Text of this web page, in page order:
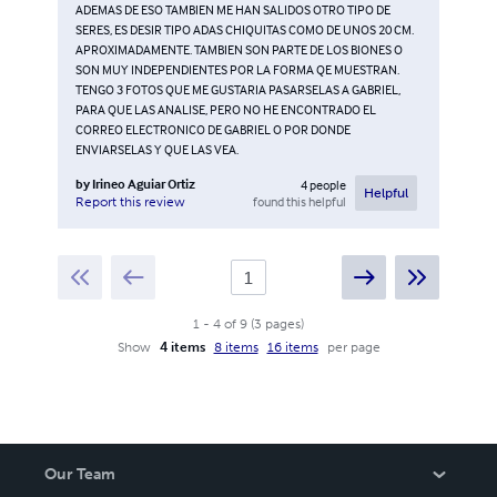
ADEMAS DE ESO TAMBIEN ME HAN SALIDOS OTRO TIPO DE
SERES, ES DESIR TIPO ADAS CHIQUITAS COMO DE UNOS 20 CM.
APROXIMADAMENTE. TAMBIEN SON PARTE DE LOS BIONES O
SON MUY INDEPENDIENTES POR LA FORMA QE MUESTRAN.
TENGO 3 FOTOS QUE ME GUSTARIA PASARSELAS A GABRIEL,
PARA QUE LAS ANALISE, PERO NO HE ENCONTRADO EL
CORREO ELECTRONICO DE GABRIEL O POR DONDE
ENVIARSELAS Y QUE LAS VEA.
by Irineo Aguiar Ortiz
Report this review
4people
found this helpful
Helpful
1 - 4 of 9 (3 pages)
Show
4 items 8 items 16 items per page
Our Team